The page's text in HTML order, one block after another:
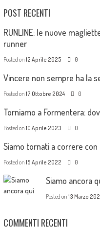
POST RECENTI
RUNLINE: le nuove
runner
Posted on 12 Aprile 2025 0
Vincere non sempre ha la
Posted on 17 Ottobre 2024 0
Torniamo a Formentera:
Posted on 10 Aprile 2023 0
Siamo tornati a correre
Posted on 15 Aprile 2022 0
Siamo ancora
Posted on 13 Marzo
COMMENTI RECENTI